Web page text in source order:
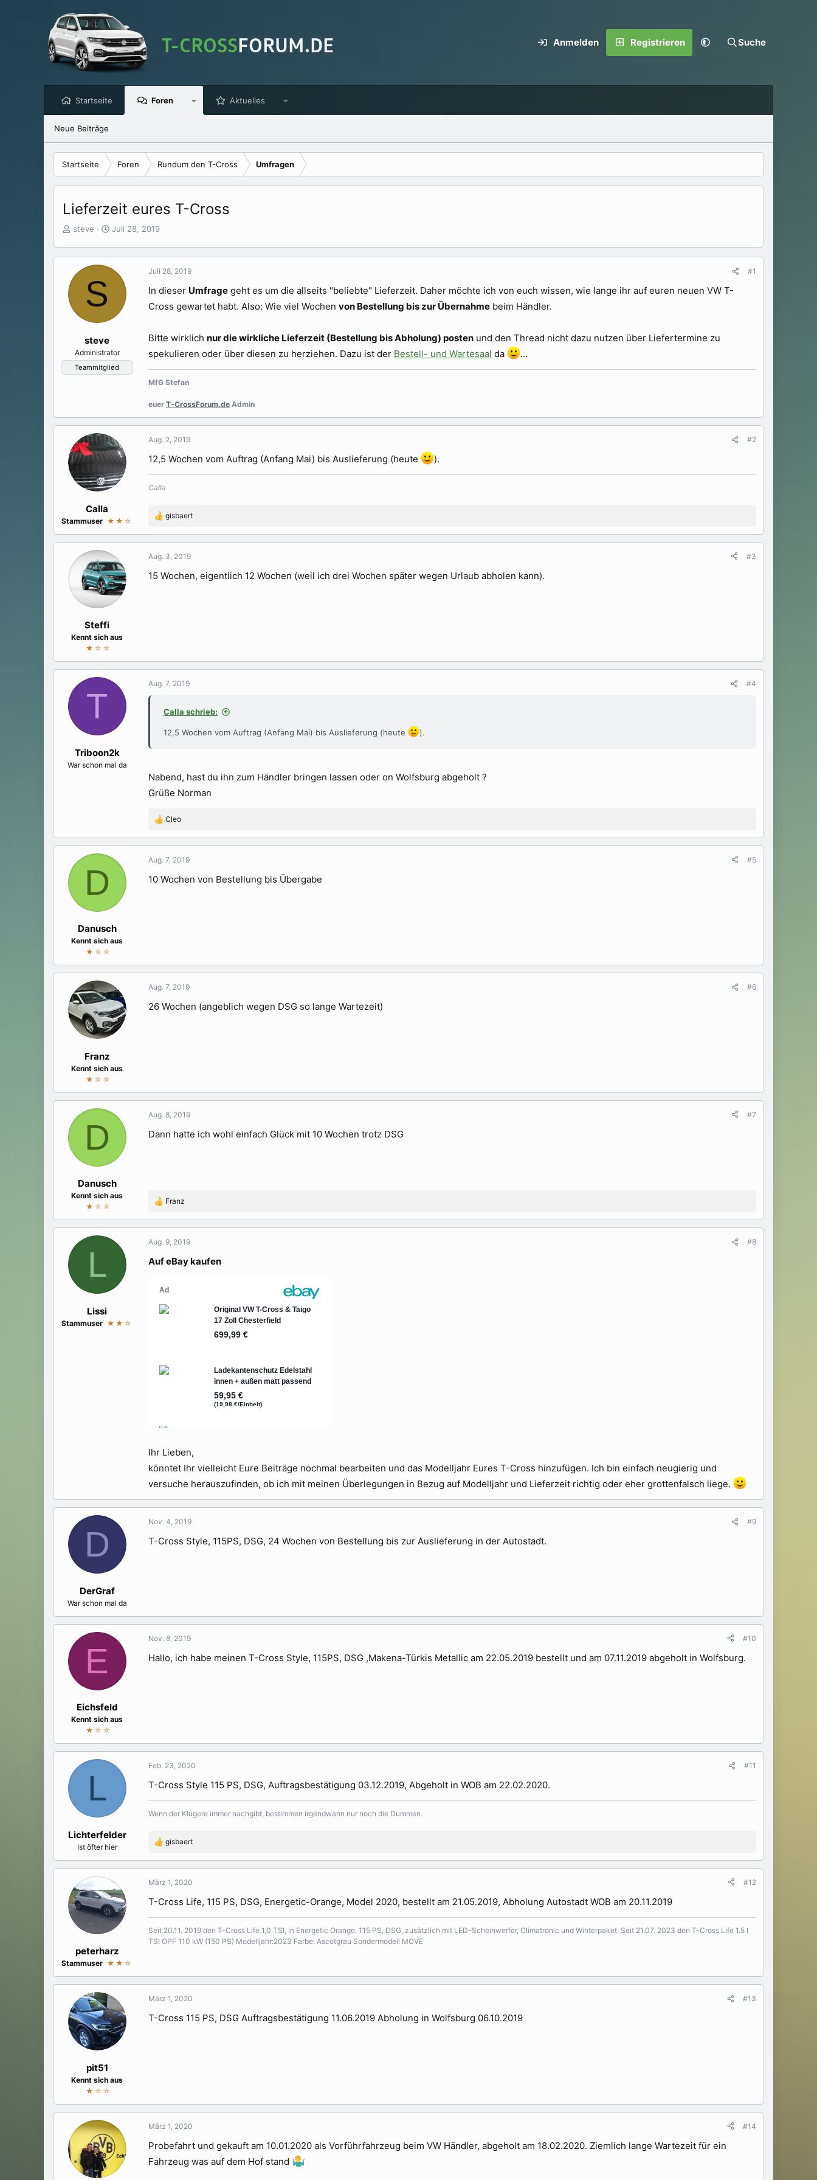
Anmelden Registrieren Suche
Startseite Foren Aktuelles
Neue Beiträge
Startseite Foren Rundum den T-Cross Umfragen
Lieferzeit eures T-Cross
E
e
e
steve
E
e
a
Juli 28, 2019
S
steve
Administrator
Teammitglied
Juli 28, 2019 #1
In dieser Umfrage geht es um die allseits "beliebte" Lieferzeit. Daher möchte ich von euch wissen, wie lange ihr auf euren neuen VW T-
Cross gewartet habt. Also: Wie viel Wochen von Bestellung bis zur Übernahme beim Händler.
Bitte wirklich nur die wirkliche Lieferzeit (Bestellung bis Abholung) posten und den Thread nicht dazu nutzen über Liefertermine zu
spekulieren oder über diesen zu herziehen. Dazu ist der Bestell- und Wartesaal da ...
MfG Stefan
euer T-CrossForum.de Admin
Calla
Stammuser ★★ ☆
Aug. 2, 2019 #2
12,5 Wochen vom Auftrag (Anfang Mai) bis Auslieferung (heute ).
Calla
R
a
k
i
gisbaert
Steffi
Kennt sich aus
★ ☆☆
Aug. 3, 2019 #3
15 Wochen, eigentlich 12 Wochen (weil ich drei Wochen später wegen Urlaub abholen kann).
T
Triboon2k
War schon mal da
Aug. 7, 2019 #4
Calla schrieb:
12,5 Wochen vom Auftrag (Anfang Mai) bis Auslieferung (heute ).
Nabend, hast du ihn zum Händler bringen lassen oder on Wolfsburg abgeholt ?
Grüße Norman
R
a
k
i
Cleo
D
Danusch
Kennt sich aus
★ ☆☆
Aug. 7, 2019 #5
10 Wochen von Bestellung bis Übergabe
Franz
Kennt sich aus
★ ☆☆
Aug. 7, 2019 #6
26 Wochen (angeblich wegen DSG so lange Wartezeit)
D
Danusch
Kennt sich aus
★ ☆☆
Aug. 8, 2019 #7
Dann hatte ich wohl einfach Glück mit 10 Wochen trotz DSG
R
a
k
i
Franz
L
Lissi
Stammuser ★★ ☆
Aug. 9, 2019 #8
Auf eBay kaufen
Ihr Lieben,
könntet Ihr vielleicht Eure Beiträge nochmal bearbeiten und das Modelljahr Eures T-Cross hinzufügen. Ich bin einfach neugierig und
versuche herauszufinden, ob ich mit meinen Überlegungen in Bezug auf Modelljahr und Lieferzeit richtig oder eher grottenfalsch liege.
D
DerGraf
War schon mal da
Nov. 4, 2019 #9
T-Cross Style, 115PS, DSG, 24 Wochen von Bestellung bis zur Auslieferung in der Autostadt.
E
Eichsfeld
Kennt sich aus
★ ☆☆
Nov. 8, 2019 #10
Hallo, ich habe meinen T-Cross Style, 115PS, DSG ,Makena-Türkis Metallic am 22.05.2019 bestellt und am 07.11.2019 abgeholt in Wolfsburg.
L
Lichterfelder
Ist öfter hier
Feb. 23, 2020 #11
T-Cross Style 115 PS, DSG, Auftragsbestätigung 03.12.2019, Abgeholt in WOB am 22.02.2020.
Wenn der Klügere immer nachgibt, bestimmen irgendwann nur noch die Dummen.
R
a
k
i
e
n
gisbaert
peterharz
Stammuser ★★ ☆
März 1, 2020 #12
T-Cross Life, 115 PS, DSG, Energetic-Orange, Model 2020, bestellt am 21.05.2019, Abholung Autostadt WOB am 20.11.2019
Seit 20.11. 2019 den T-Cross Life 1,0 TSI, in Energetic Orange, 115 PS, DSG, zusätzlich mit LED-Scheinwerfer, Climatronic und Winterpaket. Seit 21.07. 2023 den T-Cross Life 1.5 l
TSI OPF 110 kW (150 PS) Modelljahr:2023 Farbe: Ascotgrau Sondermodell MOVE
pit51
Kennt sich aus
★ ☆☆
März 1, 2020 #13
T-Cross 115 PS, DSG Auftragsbestätigung 11.06.2019 Abholung in Wolfsburg 06.10.2019
März 1, 2020 #14
Probefahrt und gekauft am 10.01.2020 als Vorführfahrzeug beim VW Händler, abgeholt am 18.02.2020. Ziemlich lange Wartezeit für ein
Fahrzeug was auf dem Hof stand